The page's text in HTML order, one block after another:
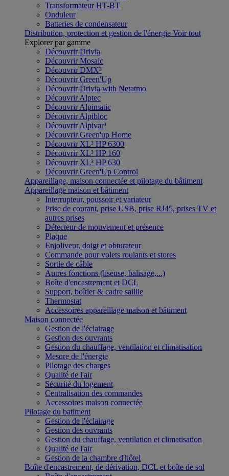
Transformateur HT-BT
Onduleur
Batteries de condensateur
Distribution, protection et gestion de l'énergie Voir tout
Explorer par gamme
Découvrir Drivia
Découvrir Mosaic
Découvrir DMX³
Découvrir Green'Up
Découvrir Drivia with Netatmo
Découvrir Alptec
Découvrir Alpimatic
Découvrir Alpibloc
Découvrir Alpivar³
Découvrir Green'up Home
Découvrir XL³ HP 6300
Découvrir XL³ HP 160
Découvrir XL³ HP 630
Découvrir Green'Up Control
Appareillage, maison connectée et pilotage du bâtiment
Appareillage maison et bâtiment
Interrupteur, poussoir et variateur
Prise de courant, prise USB, prise RJ45, prises TV et
autres prises
Détecteur de mouvement et présence
Plaque
Enjoliveur, doigt et obturateur
Commande pour volets roulants et stores
Sortie de câble
Autres fonctions (liseuse, balisage,...)
Boîte d'encastrement et DCL
Support, boîtier & cadre saillie
Thermostat
Accessoires appareillage maison et bâtiment
Maison connectée
Gestion de l'éclairage
Gestion des ouvrants
Gestion du chauffage, ventilation et climatisation
Mesure de l'énergie
Pilotage des charges
Qualité de l'air
Sécurité du logement
Centralisation des commandes
Accessoires maison connectée
Pilotage du batiment
Gestion de l'éclairage
Gestion des ouvrants
Gestion du chauffage, ventilation et climatisation
Qualité de l'air
Gestion de la chambre d'hôtel
Boîte d'encastrement, de dérivation, DCL et boîte de sol